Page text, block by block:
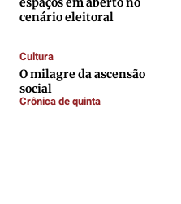
Contato
Termos de Uso
Privacidade
Contato
Termos de Uso
Privacidade
Contato
Termos de Uso
Privacidade
Contato
Termos de Uso
Privacidade
cenário eleitoral
Cultura
O milagre da ascensão
social
Crônica de quinta